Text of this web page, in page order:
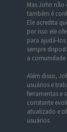
Mas John
também é
Ele acredita
por isso ele
para ajudá-los
sempre
a comunidade
Além disso,
usuários e
ferramentas e
constante
atualizado e
usuários.